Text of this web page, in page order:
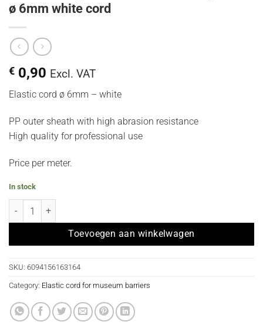
ø 6mm white cord
€ 0,90 Excl. VAT
Elastic cord ø 6mm – white
PP outer sheath with high abrasion resistance
High quality for professional use
Price per meter.
In stock
Elastisch koord per meter voor museumpaal - ø 6mm wit koord
Toevoegen aan winkelwagen
SKU: 6094156163164
Category: Elastic cord for museum barriers